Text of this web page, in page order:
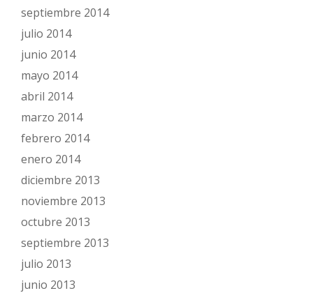
septiembre 2014
julio 2014
junio 2014
mayo 2014
abril 2014
marzo 2014
febrero 2014
enero 2014
diciembre 2013
noviembre 2013
octubre 2013
septiembre 2013
julio 2013
junio 2013